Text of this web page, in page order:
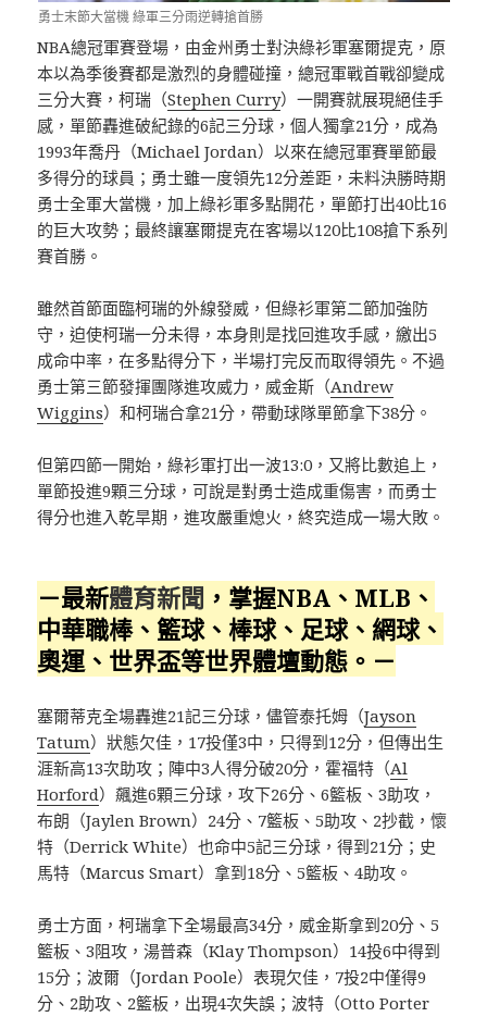
勇士末節大當機 綠軍三分雨逆轉搶首勝
NBA總冠軍賽登場，由金州勇士對決綠衫軍塞爾提克，原
本以為季後賽都是激烈的身體碰撞，總冠軍戰首戰卻變成
三分大賽，柯瑞（Stephen Curry）一開賽就展現絕佳手
感，單節轟進破紀錄的6記三分球，個人獨拿21分，成為
1993年喬丹（Michael Jordan）以來在總冠軍賽單節最
多得分的球員；勇士雖一度領先12分差距，未料決勝時期
勇士全軍大當機，加上綠衫軍多點開花，單節打出40比16
的巨大攻勢；最終讓塞爾提克在客場以120比108搶下系列
賽首勝。
雖然首節面臨柯瑞的外線發威，但綠衫軍第二節加強防
守，迫使柯瑞一分未得，本身則是找回進攻手感，繳出5
成命中率，在多點得分下，半場打完反而取得領先。不過
勇士第三節發揮團隊進攻威力，威金斯（Andrew
Wiggins）和柯瑞合拿21分，帶動球隊單節拿下38分。
但第四節一開始，綠衫軍打出一波13:0，又將比數追上，
單節投進9顆三分球，可說是對勇士造成重傷害，而勇士
得分也進入乾旱期，進攻嚴重熄火，終究造成一場大敗。
－最新體育新聞 ，掌握NBA、MLB、
中華職棒、籃球、棒球、足球、網球、
奧運、世界盃等世界體壇動態。－
塞爾蒂克全場轟進21記三分球，儘管泰托姆（Jayson
Tatum）狀態欠佳，17投僅3中，只得到12分，但傳出生
涯新高13次助攻；陣中3人得分破20分，霍福特（Al
Horford）飆進6顆三分球，攻下26分、6籃板、3助攻，
布朗（Jaylen Brown）24分、7籃板、5助攻、2抄截，懷
特（Derrick White）也命中5記三分球，得到21分；史
馬特（Marcus Smart）拿到18分、5籃板、4助攻。
勇士方面，柯瑞拿下全場最高34分，威金斯拿到20分、5
籃板、3阻攻，湯普森（Klay Thompson）14投6中得到
15分；波爾（Jordan Poole）表現欠佳，7投2中僅得9
分、2助攻、2籃板，出現4次失誤；波特（Otto Porter